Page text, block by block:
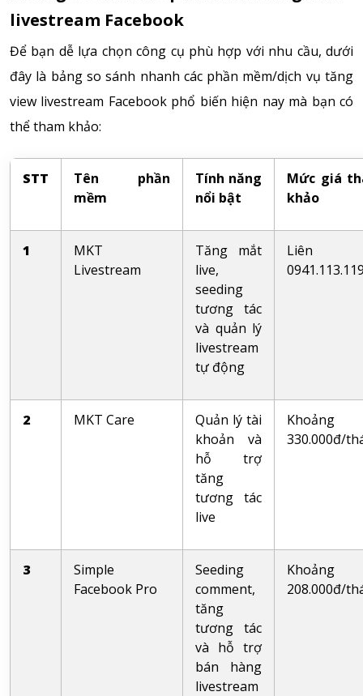
livestream Facebook
Để bạn dễ lựa chọn công cụ phù hợp với nhu cầu, dưới
đây là bảng so sánh nhanh các phần mềm/dịch vụ tăng
view livestream Facebook phổ biến hiện nay mà bạn có
thể tham khảo:
STT
Tên phần
mềm
Tính năng
nổi bật
Mức giá
khảo
1
MKT
Livestream
Tăng mắt
live,
seeding
tương tác
và quản lý
livestream
tự động
Liên
2 MKT Care
Quản lý tài
khoản và
hỗ trợ
tăng
tương tác
live
Khoảng
330.000đ/
3
Simple
Facebook Pro
Seeding
comment,
tăng
tương tác
và hỗ trợ
bán hàng
livestream
Khoảng
208.000đ/